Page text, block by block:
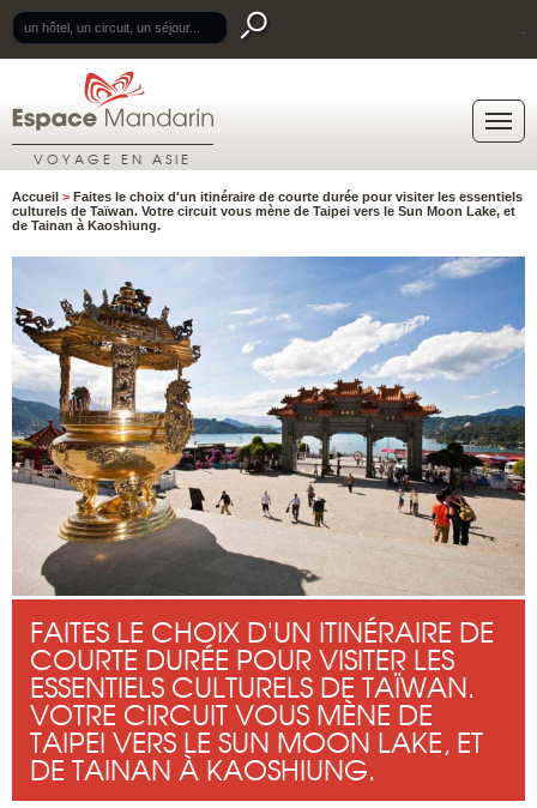
VOYAGE EN ASIE
Accueil > Faites le choix d'un itinéraire de courte durée pour visiter les essentiels
culturels de Taïwan. Votre circuit vous mène de Taipei vers le Sun Moon Lake, et
de Tainan à Kaoshiung.
FAITES LE CHOIX D'UN ITINÉRAIRE DE
COURTE DURÉE POUR VISITER LES
ESSENTIELS CULTURELS DE TAÏWAN.
VOTRE CIRCUIT VOUS MÈNE DE
TAIPEI VERS LE SUN MOON LAKE, ET
DE TAINAN À KAOSHIUNG.